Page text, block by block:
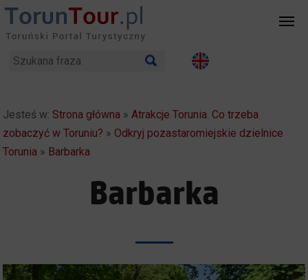
Jesteś w: Strona główna »Atrakcje Torunia. Co trzeba
zobaczyć w Toruniu? » Odkryj pozastaromiejskie dzielnice
Torunia » Barbarka
Barbarka